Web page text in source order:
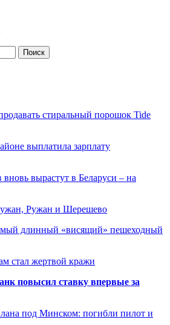
стиральный порошок Tide
выплатила зарплату
вырастут в Беларуси – на
Ружан и Шерешево
длинный «висящий» пешеходный
стал жертвой кражи
повысил ставку впервые за
под Минском: погибли пилот и